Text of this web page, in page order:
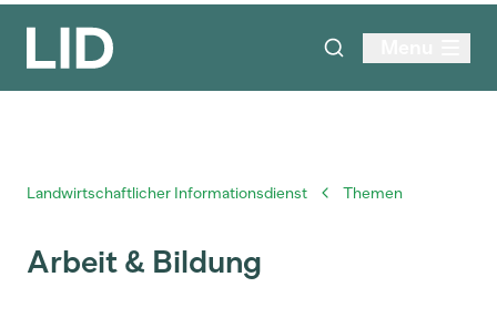
Landwirtschaftlicher Informationsdienst Themen
Arbeit & Bildung